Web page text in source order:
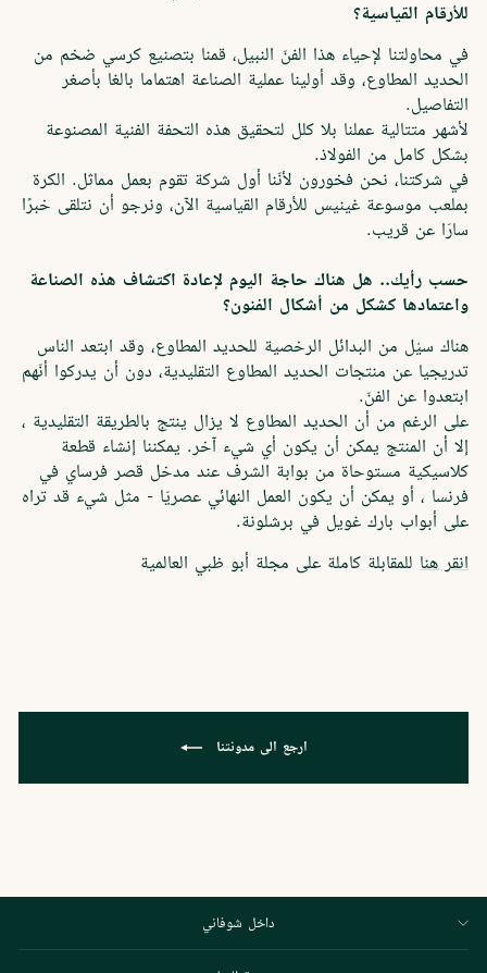
للأرقام القياسية؟
في محاولتنا لإحياء هذا الفنّ النبيل، قمنا بتصنيع كرسي ضخم من
الحديد المطاوع، وقد أولينا عملية الصناعة اهتماما بالغا بأصغر
التفاصيل.
لأشهر متتالية عملنا بلا كلل لتحقيق هذه التحفة الفنية المصنوعة
بشكل كامل من الفولاذ.
في شركتنا، نحن فخورون لأنّنا أول شركة تقوم بعمل مماثل. الكرة
بملعب موسوعة غينيس للأرقام القياسية الآن، ونرجو أن نتلقى خبرًا
سارّا عن قريب.
حسب رأيك.. هل هناك حاجة اليوم لإعادة اكتشاف هذه الصناعة
واعتمادها كشكل من أشكال الفنون؟
هناك سيْل من البدائل الرخصية للحديد المطاوع، وقد ابتعد الناس
تدريجيا عن منتجات الحديد المطاوع التقليدية، دون أن يدركوا أنّهم
ابتعدوا عن الفنّ.
على الرغم من أن الحديد المطاوع لا يزال ينتج بالطريقة التقليدية ،
إلا أن المنتج يمكن أن يكون أي شيء آخر. يمكننا إنشاء قطعة
كلاسيكية مستوحاة من بوابة الشرف عند مدخل قصر فرساي في
فرنسا ، أو يمكن أن يكون العمل النهائي عصريّا - مثل شيء قد تراه
على أبواب بارك غويل في برشلونة.
انقر هنا للمقابلة كاملة على مجلة أبو ظبي العالمية
ارجع الى مدونتنا
داخل شوفاني